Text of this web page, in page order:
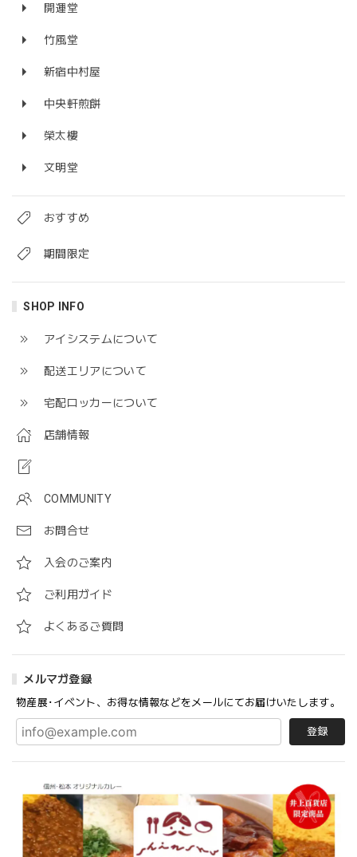
開運堂
竹風堂
新宿中村屋
中央軒煎餅
榮太樓
文明堂
おすすめ
期間限定
SHOP INFO
アイシステムについて
配送エリアについて
宅配ロッカーについて
店舗情報
COMMUNITY
お問合せ
入会のご案内
ご利用ガイド
よくあるご質問
メルマガ登録
物産展･イベント、お得な情報などをメールにてお届けいたします。
登録